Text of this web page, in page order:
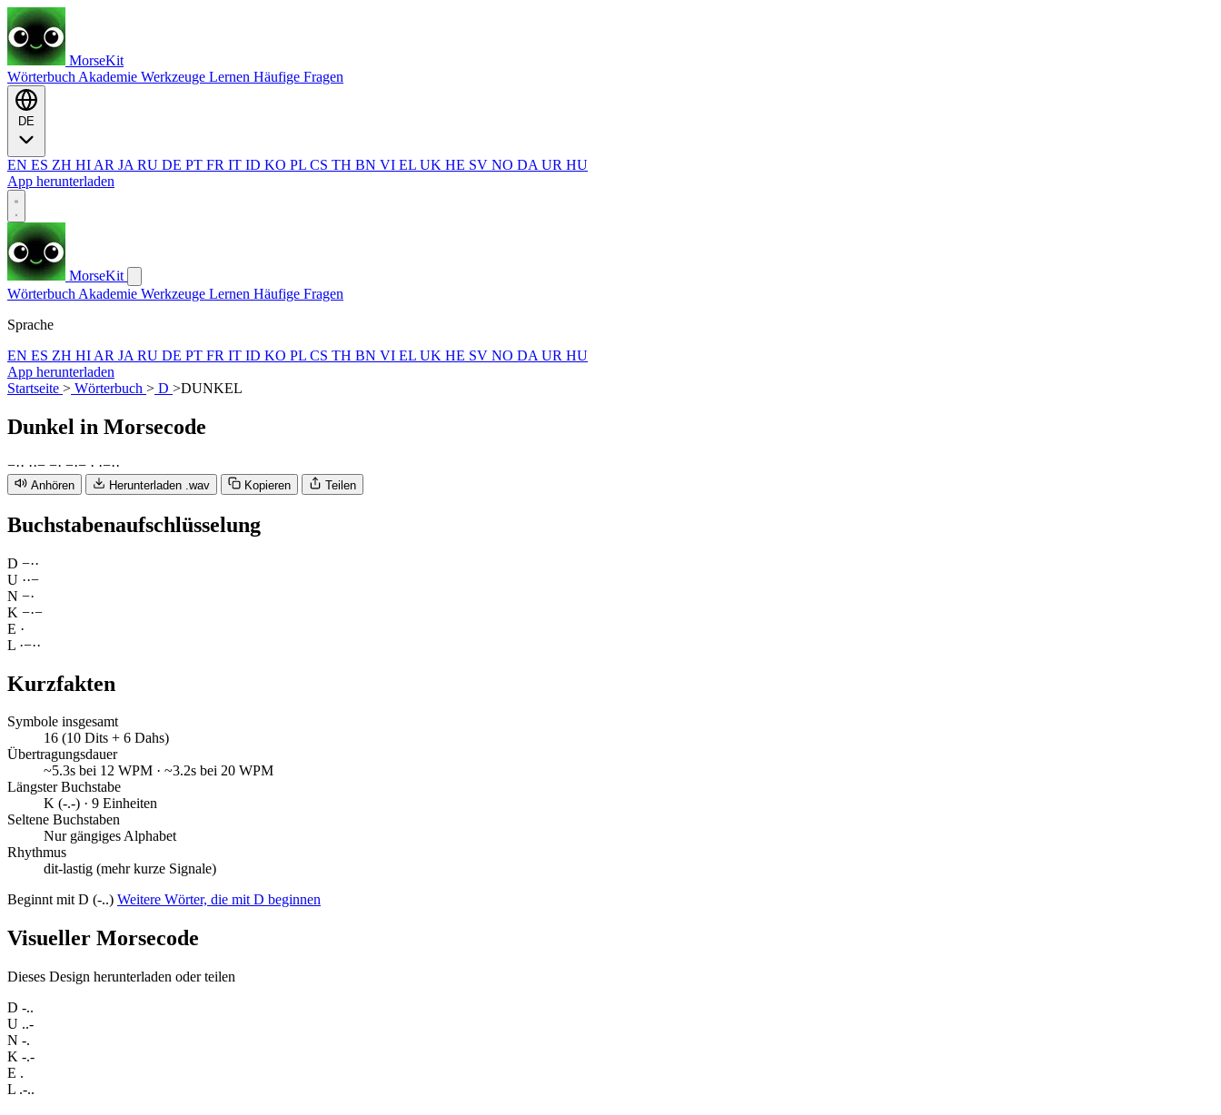
MorseKit
Wörterbuch Akademie Werkzeuge Lernen Häufige Fragen
EN ES ZH HI AR JA RU DE PT FR IT ID KO PL CS TH BN VI EL UK HE SV NO DA UR HU
App herunterladen
MorseKit
Wörterbuch Akademie Werkzeuge Lernen Häufige Fragen
Sprache
EN ES ZH HI AR JA RU DE PT FR IT ID KO PL CS TH BN VI EL UK HE SV NO DA UR HU
App herunterladen
Startseite > Wörterbuch > D >DUNKEL
Dunkel in Morsecode
−·· ··− −· −·− · ·−··
Anhören Herunterladen .wav Kopieren Teilen
Buchstabenaufschlüsselung
D −··
U ··−
N −·
K −·−
E ·
L ·−··
Kurzfakten
Symbole insgesamt
16 (10 Dits + 6 Dahs)
Übertragungsdauer
~5.3s bei 12 WPM · ~3.2s bei 20 WPM
Längster Buchstabe
K (-.-) · 9 Einheiten
Seltene Buchstaben
Nur gängiges Alphabet
Rhythmus
dit-lastig (mehr kurze Signale)
Beginnt mit D (-..) Weitere Wörter, die mit D beginnen
Visueller Morsecode
Dieses Design herunterladen oder teilen
D -..
U ..-
N -.
K -.-
E .
L .-..